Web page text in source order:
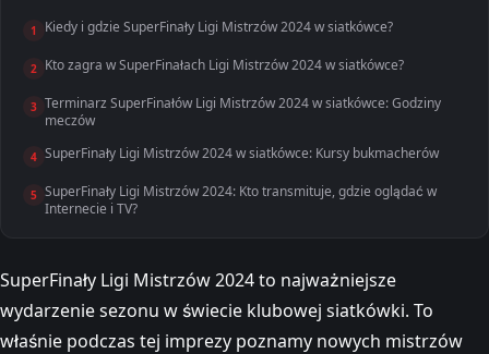
1 Kiedy i gdzie SuperFinały Ligi Mistrzów 2024 w siatkówce?
2 Kto zagra w SuperFinałach Ligi Mistrzów 2024 w siatkówce?
3 Terminarz SuperFinałów Ligi Mistrzów 2024 w siatkówce: Godziny
meczów
4 SuperFinały Ligi Mistrzów 2024 w siatkówce: Kursy bukmacherów
5 SuperFinały Ligi Mistrzów 2024: Kto transmituje, gdzie oglądać w
Internecie i TV?
SuperFinały Ligi Mistrzów 2024 to najważniejsze
wydarzenie sezonu w świecie klubowej siatkówki. To
właśnie podczas tej imprezy poznamy nowych mistrzów